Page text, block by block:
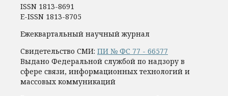
ISSN 1813-8691
E-ISSN 1813-8705
Ежеквартальный научный журнал
Свидетельство СМИ: ПИ № ФС 77 - 66577
Выдано Федеральной службой по надзору в
сфере связи, информационных технологий и
массовых коммуникаций